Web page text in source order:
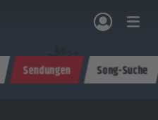
MUSIK ROCKCOMMUNITY SHOPPEN
Sendungen Song-Suche